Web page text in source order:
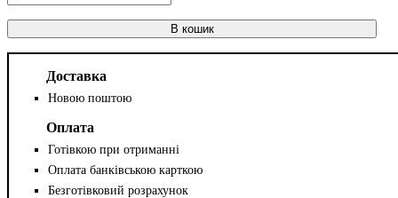
В кошик
Доставка
Новою поштою
Оплата
Готівкою при отриманні
Оплата банківською карткою
Безготівковий розрахунок